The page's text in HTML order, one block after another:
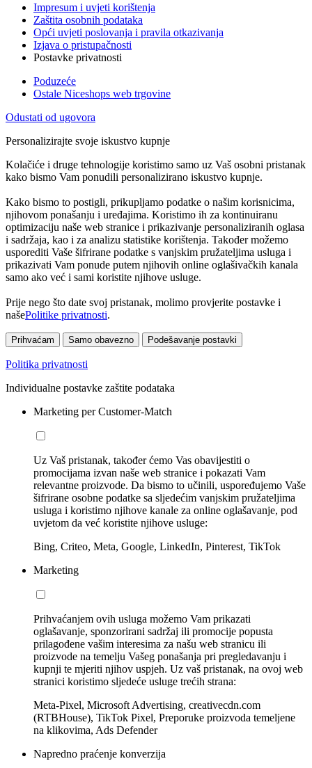
Impresum i uvjeti korištenja
Zaštita osobnih podataka
Opći uvjeti poslovanja i pravila otkazivanja
Izjava o pristupačnosti
Postavke privatnosti
Poduzeće
Ostale Niceshops web trgovine
Odustati od ugovora
Personalizirajte svoje iskustvo kupnje
Kolačiće i druge tehnologije koristimo samo uz Vaš osobni pristanak
kako bismo Vam ponudili personalizirano iskustvo kupnje.
Kako bismo to postigli, prikupljamo podatke o našim korisnicima,
njihovom ponašanju i uređajima. Koristimo ih za kontinuiranu
optimizaciju naše web stranice i prikazivanje personaliziranih oglasa
i sadržaja, kao i za analizu statistike korištenja. Također možemo
usporediti Vaše šifrirane podatke s vanjskim pružateljima usluga i
prikazivati Vam ponude putem njihovih online oglašivačkih kanala
samo ako već i sami koristite njihove usluge.
Prije nego što date svoj pristanak, molimo provjerite postavke i
našePolitike privatnosti.
Prihvaćam Samo obavezno Podešavanje postavki
Politika privatnosti
Individualne postavke zaštite podataka
Marketing per Customer-Match
Uz Vaš pristanak, također ćemo Vas obavijestiti o
promocijama izvan naše web stranice i pokazati Vam
relevantne proizvode. Da bismo to učinili, uspoređujemo Vaše
šifrirane osobne podatke sa sljedećim vanjskim pružateljima
usluga i koristimo njihove kanale za online oglašavanje, pod
uvjetom da već koristite njihove usluge:
Bing, Criteo, Meta, Google, LinkedIn, Pinterest, TikTok
Marketing
Prihvaćanjem ovih usluga možemo Vam prikazati
oglašavanje, sponzorirani sadržaj ili promocije popusta
prilagođene vašim interesima za našu web stranicu ili
proizvode na temelju Vašeg ponašanja pri pregledavanju i
kupnji te mjeriti njihov uspjeh. Uz vaš pristanak, na ovoj web
stranici koristimo sljedeće usluge trećih strana:
Meta-Pixel, Microsoft Advertising, creativecdn.com
(RTBHouse), TikTok Pixel, Preporuke proizvoda temeljene
na klikovima, Ads Defender
Napredno praćenje konverzija